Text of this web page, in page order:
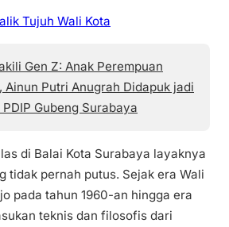
Tujuh Wali Kota
Gen Z: Anak Perempuan
Ainun Putri Anugrah Didapuk jadi
PDIP Gubeng Surabaya
di Balai Kota Surabaya layaknya
tidak pernah putus. Sejak era Wali
pada tahun 1960-an hingga era
teknis dan filosofis dari